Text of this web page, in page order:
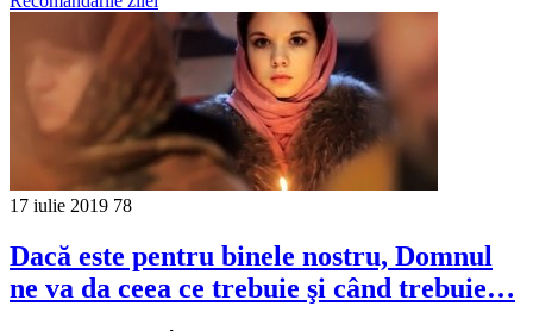
17 iulie 2019 78
Dacă este pentru binele nostru, Domnul
ne va da ceea ce trebuie şi când trebuie…